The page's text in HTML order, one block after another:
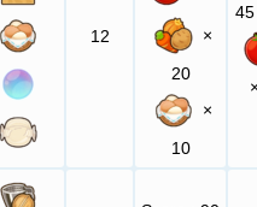
12 ×
20
×
10